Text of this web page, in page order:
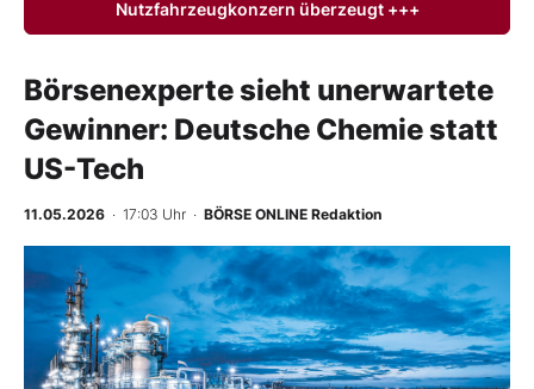
Anlageprodukte
Finanz-Check
BO-Musterdepots
Experten
Mein B:O
Nutzfahrzeugkonzern überzeugt +++
Börsenexperte sieht unerwartete
Gewinner: Deutsche Chemie statt
US-Tech
11.05.2026 · 17:03 Uhr · BÖRSE ONLINE Redaktion